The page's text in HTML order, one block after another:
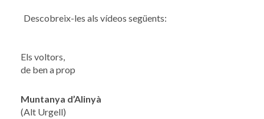
Descobreix-les als vídeos següents:
Els voltors,
de ben a prop
Muntanya d’Alinyà
(Alt Urgell)